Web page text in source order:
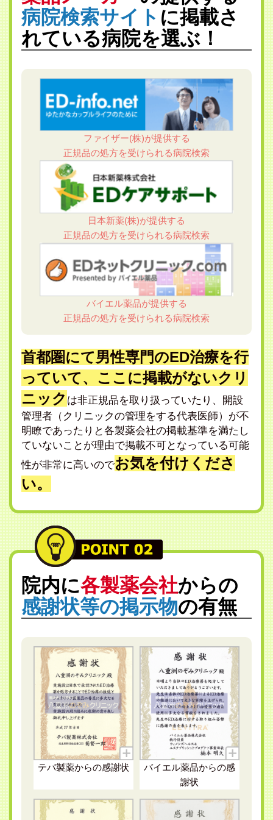
病院検索サイト に掲載さ
れている病院を選ぶ！
ファイザー(株)が提供する
正規品の処方を受けられる病院検索
日本新薬(株)が提供する
正規品の処方を受けられる病院検索
バイエル薬品が提供する
正規品の処方を受けられる病院検索
首都圏にて男性専門のED治療を行
っていて、ここに掲載がないクリ
ニック は非正規品を取り扱っていたり、開設
管理者（クリニックの管理をする代表医師）が不
明瞭であったりと各製薬会社の掲載基準を満たし
ていないことが理由で掲載不可となっている可能
性が非常に高いのでお気を付けくださ
い。
院内に各製薬会社からの
感謝状等の掲示物の有無
テバ製薬からの感謝状 バイエル薬品からの感
謝状